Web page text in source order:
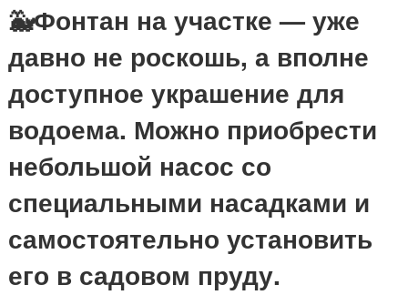
🐳Фонтан на участке — уже
давно не роскошь, а вполне
доступное украшение для
водоема. Можно приобрести
небольшой насос со
специальными насадками и
самостоятельно установить
его в садовом пруду.